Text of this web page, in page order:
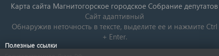
Карта сайта Магнитогорское городское Cобрание депутатов
Сайт адаптивный
Обнаружив неточность в тексте, выделите ее и нажмите Ctrl
+ Enter.
Полезные ссылки